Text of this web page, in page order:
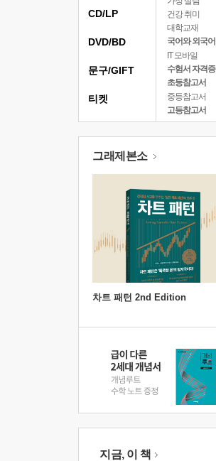
건강 취미
대학교재
국어와 외국어
IT 모바일
수험서 자격증
초등참고서
중등참고서
고등참고서
CD/LP
DVD/BD
문구/GIFT
티켓
그래제본소
차트 패턴 2nd Edition
지금, 이 책